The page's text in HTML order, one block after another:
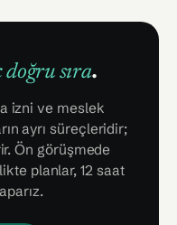
doğru sıra.
izni ve meslek
ayrı süreçleridir;
Ön görüşmede
planlar, 12 saat